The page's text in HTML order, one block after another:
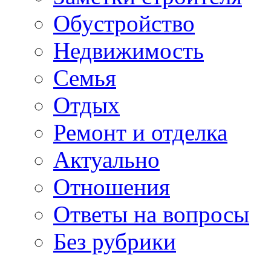
Обустройство
Недвижимость
Семья
Отдых
Ремонт и отделка
Актуально
Отношения
Ответы на вопросы
Без рубрики